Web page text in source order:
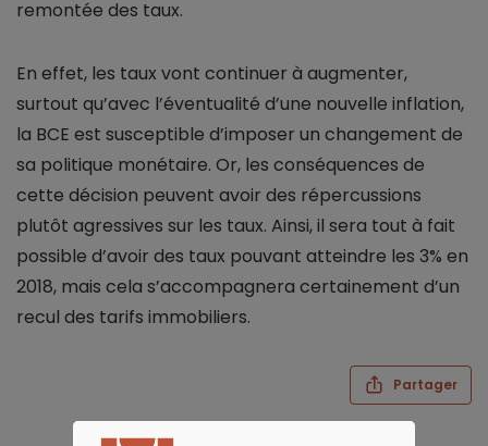
remontée des taux.
En effet, les taux vont continuer à augmenter,
surtout qu’avec l’éventualité d’une nouvelle inflation,
la BCE est susceptible d’imposer un changement de
sa politique monétaire. Or, les conséquences de
cette décision peuvent avoir des répercussions
plutôt agressives sur les taux. Ainsi, il sera tout à fait
possible d’avoir des taux pouvant atteindre les 3% en
2018, mais cela s’accompagnera certainement d’un
recul des tarifs immobiliers.
Partager